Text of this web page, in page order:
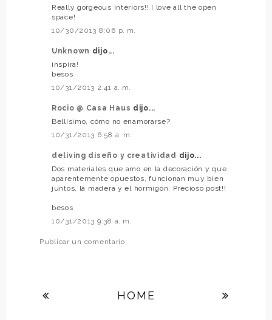
Really gorgeous interiors!! I love all the open
space!
10/30/2013 8:06 p. m.
Unknown dijo...
inspira!
besos
10/31/2013 2:41 a. m.
Rocio @ Casa Haus dijo...
Bellísimo, cómo no enamorarse?
10/31/2013 6:58 a. m.
deliving diseño y creatividad dijo...
Dos materiales que amo en la decoración y que
aparentemente opuestos, funcionan muy bien
juntos, la madera y el hormigón. Precioso post!!
besos
10/31/2013 9:38 a. m.
Publicar un comentario
HOME